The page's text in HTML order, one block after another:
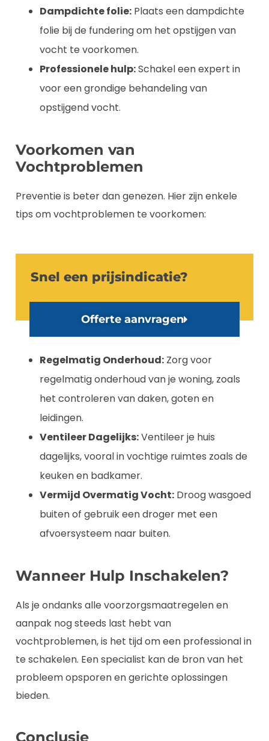
Dampdichte folie: Plaats een dampdichte
folie bij de fundering om het opstijgen van
vocht te voorkomen.
Professionele hulp:Schakel een expert in
voor een grondige behandeling van
opstijgend vocht.
Voorkomen van
Vochtproblemen
Preventie is beter dan genezen. Hier zijn enkele
tips om vochtproblemen te voorkomen:
Snel een prijsindicatie?
Offerte aanvragen
Regelmatig Onderhoud: Zorg voor
regelmatig onderhoud van je woning, zoals
het controleren van daken, goten en
leidingen.
Ventileer Dagelijks:Ventileer je huis
dagelijks, vooral in vochtige ruimtes zoals de
keuken en badkamer.
Vermijd Overmatig Vocht: Droog wasgoed
buiten of gebruik een droger met een
afvoersysteem naar buiten.
Wanneer Hulp Inschakelen?
Als je ondanks alle voorzorgsmaatregelen en
aanpak nog steeds last hebt van
vochtproblemen, is het tijd om een professional in
te schakelen. Een specialist kan de bron van het
probleem opsporen en gerichte oplossingen
bieden.
Conclusie